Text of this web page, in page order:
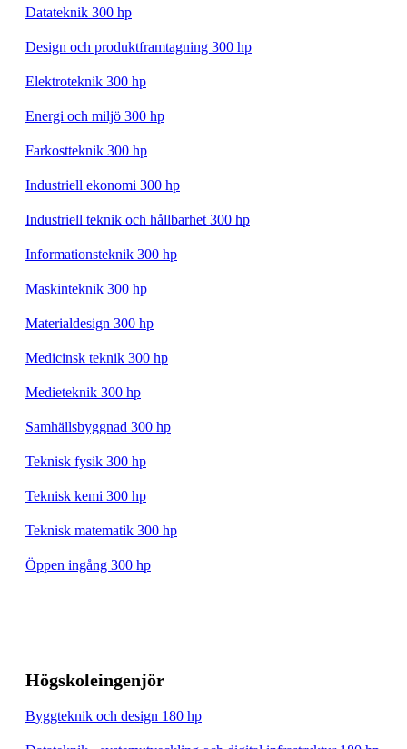
Datateknik 300 hp
Design och produktframtagning 300 hp
Elektroteknik 300 hp
Energi och miljö 300 hp
Farkostteknik 300 hp
Industriell ekonomi 300 hp
Industriell teknik och hållbarhet 300 hp
Informationsteknik 300 hp
Maskinteknik 300 hp
Materialdesign 300 hp
Medicinsk teknik 300 hp
Medieteknik 300 hp
Samhällsbyggnad 300 hp
Teknisk fysik 300 hp
Teknisk kemi 300 hp
Teknisk matematik 300 hp
Öppen ingång 300 hp
Högskoleingenjör
Byggteknik och design 180 hp